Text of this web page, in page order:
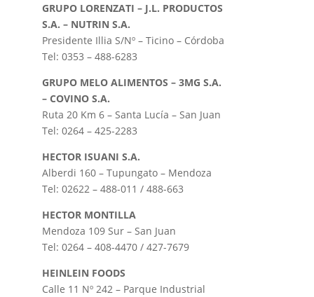
GRUPO LORENZATI – J.L. PRODUCTOS
S.A. – NUTRIN S.A.
Presidente Illia S/Nº – Ticino – Córdoba
Tel: 0353 – 488-6283
GRUPO MELO ALIMENTOS – 3MG S.A.
– COVINO S.A.
Ruta 20 Km 6 – Santa Lucía – San Juan
Tel: 0264 – 425-2283
HECTOR ISUANI S.A.
Alberdi 160 – Tupungato – Mendoza
Tel: 02622 – 488-011 / 488-663
HECTOR MONTILLA
Mendoza 109 Sur – San Juan
Tel: 0264 – 408-4470 / 427-7679
HEINLEIN FOODS
Calle 11 Nº 242 – Parque Industrial